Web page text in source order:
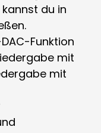
du in
Funktion
mit
mit